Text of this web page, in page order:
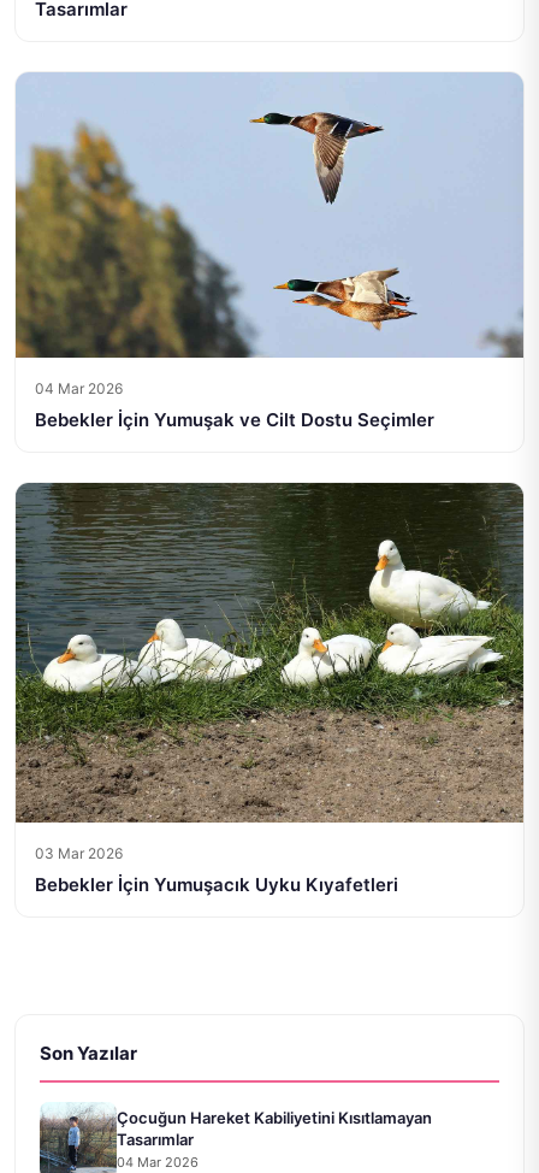
Tasarımlar
04 Mar 2026
Bebekler İçin Yumuşak ve Cilt Dostu Seçimler
03 Mar 2026
Bebekler İçin Yumuşacık Uyku Kıyafetleri
Son Yazılar
Çocuğun Hareket Kabiliyetini Kısıtlamayan
Tasarımlar
04 Mar 2026